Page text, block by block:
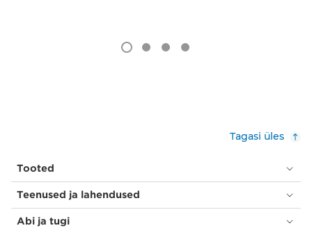
Tagasi üles
Tooted
Teenused ja lahendused
Abi ja tugi